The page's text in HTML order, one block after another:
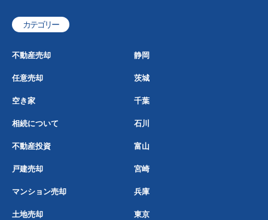
カテゴリー
不動産売却 静岡
任意売却 茨城
空き家 千葉
相続について 石川
不動産投資 富山
戸建売却 宮崎
マンション売却 兵庫
土地売却 東京